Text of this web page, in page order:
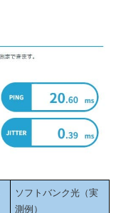
ソフトバンク光（実
測例）